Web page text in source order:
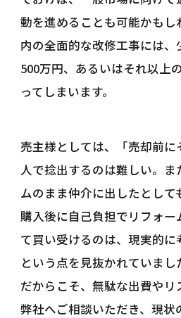
動を進めることも可能かも
内の全面的な改修工事には、
500万円、あるいはそれ以上
ってしまいます。
売主様としては、「売却前
人で捻出するのは難しい。ま
ムのまま仲介に出したとして
購入後に自己負担でリフォー
て買い受けるのは、現実的に
という点を見抜かれていまし
だからこそ、無駄な出費や
弊社へご相談いただき、現状